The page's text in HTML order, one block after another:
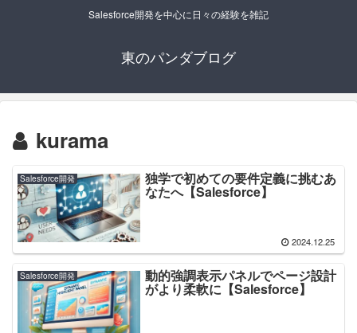
Salesforce開発を中心に日々の経験を雑記
東のパンダブログ
kurama
Salesforce開発 独学で初めての要件定義に挑むあ
なたへ【Salesforce】
2024.12.25
Salesforce開発 動的強調表示パネルでページ設計
がより柔軟に【Salesforce】